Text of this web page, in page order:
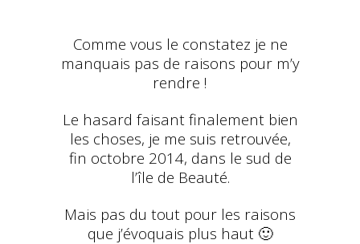
Comme vous le constatez je ne
manquais pas de raisons pour m’y
rendre !
Le hasard faisant finalement bien
les choses, je me suis retrouvée,
fin octobre 2014, dans le sud de
l’île de Beauté.
Mais pas du tout pour les raisons
que j’évoquais plus haut 🙂